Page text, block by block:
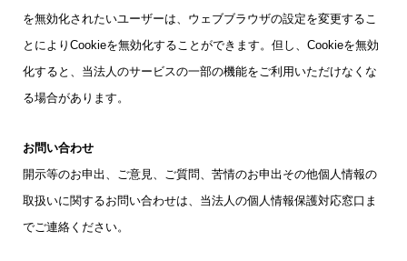
を無効化されたいユーザーは、ウェブブラウザの設定を変更するこ
とによりCookieを無効化することができます。但し、Cookieを無効
化すると、当法人のサービスの一部の機能をご利用いただけなくな
る場合があります。
お問い合わせ
開示等のお申出、ご意見、ご質問、苦情のお申出その他個人情報の
取扱いに関するお問い合わせは、当法人の個人情報保護対応窓口ま
でご連絡ください。